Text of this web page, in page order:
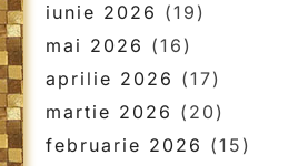
iunie 2026 (19)
mai 2026 (16)
aprilie 2026 (17)
martie 2026 (20)
februarie 2026 (15)